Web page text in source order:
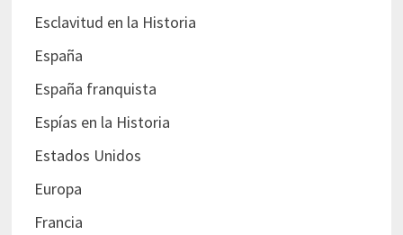
Esclavitud en la Historia
España
España franquista
Espías en la Historia
Estados Unidos
Europa
Francia